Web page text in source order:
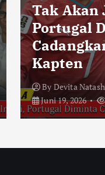
Tak Akan
Portugal
Kapten
By Devita
Juni 19, 2026